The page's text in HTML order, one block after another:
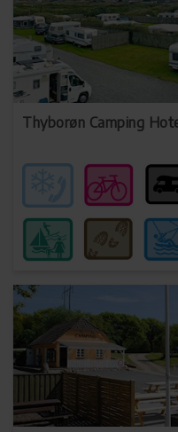
Thyborøn Camping